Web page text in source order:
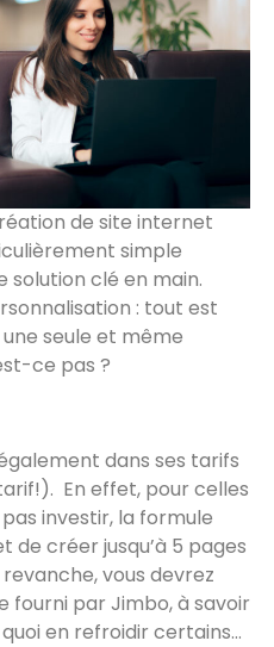
de site internet
simple
solution clé en main.
: tout est
seule et même
ce pas ?
dans ses tarifs
En effet, pour celles
investir, la formule
de créer jusqu’à 5 pages
vous devrez
fourni par Jimbo, à savoir
en refroidir certains…